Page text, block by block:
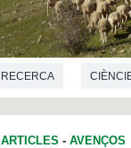
RECERCA
ARTICLES - AVENÇOS